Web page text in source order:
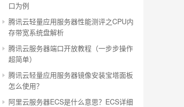
口为例
腾讯云轻量应用服务器性能测评之CPU内
存带宽系统盘解析
腾讯云服务器端口开放教程（一步步操作
超简单）
腾讯云轻量应用服务器镜像安装宝塔面板
怎么使用？
阿里云服务器ECS是什么意思？ECS详细